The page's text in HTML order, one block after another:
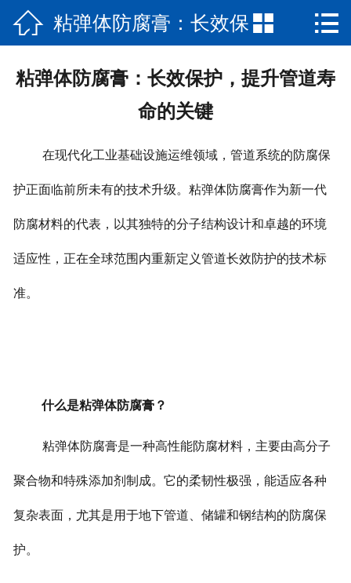
 网站首页
工程案例
在线留言
 粘弹体防腐膏：长效保
护，提升管道寿命的关
键
 
粘弹体防腐膏：长效保护，提升管道寿
命的关键
在现代化工业基础设施运维领域，管道系统的防腐保
护正面临前所未有的技术升级。粘弹体防腐膏作为新一代
防腐材料的代表，以其独特的分子结构设计和卓越的环境
适应性，正在全球范围内重新定义管道长效防护的技术标
准。
什么是粘弹体防腐膏？
粘弹体防腐膏是一种高性能防腐材料，主要由高分子
聚合物和特殊添加剂制成。它的柔韧性极强，能适应各种
复杂表面，尤其是用于地下管道、储罐和钢结构的防腐保
护。